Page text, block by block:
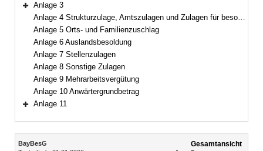
Bereich erweitern
Anlage 3
Anlage 4 Strukturzulage, Amtszulagen und Zulagen für besondere Berufsgruppen
Anlage 5 Orts- und Familienzuschlag
Anlage 6 Auslandsbesoldung
Anlage 7 Stellenzulagen
Anlage 8 Sonstige Zulagen
Anlage 9 Mehrarbeitsvergütung
Anlage 10 Anwärtergrundbetrag
Anlage 11
Inhalt
BayBesG
Gesamtansicht